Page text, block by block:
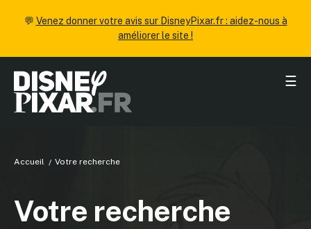
💬 Venez donner votre avis sur DisneyPixar.fr : aidez-nous à
améliorer le site !
☰
Accueil Votre recherche
Votre recherche